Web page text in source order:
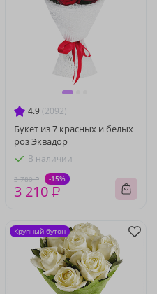
4.9 (2092)
Букет из 7 красных и белых
роз Эквадор
В наличии
3 780 ₽ -15%
3 210 ₽
Крупный бутон